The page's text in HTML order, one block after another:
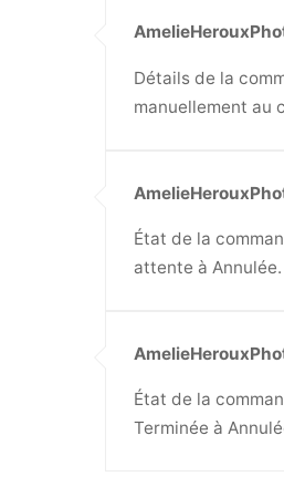
Détails de la
manuellement au
État de la
attente à Annulée.
État de la
Terminée à